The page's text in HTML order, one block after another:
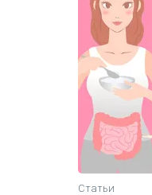
Статьи